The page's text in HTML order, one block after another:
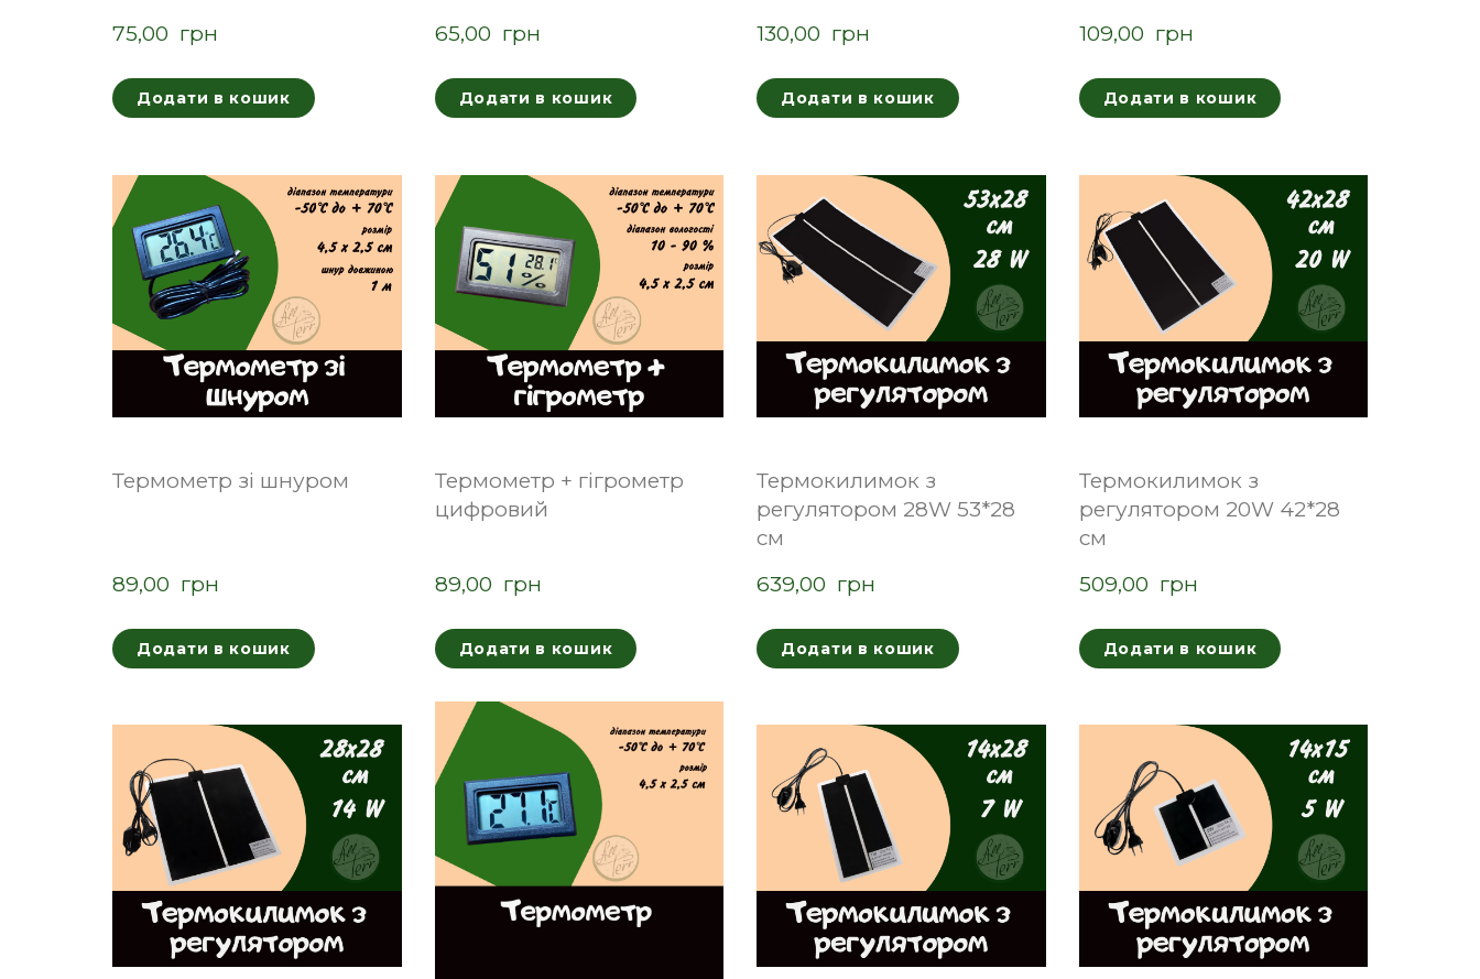
75,00  грн
Додати в кошик
65,00  грн
Додати в кошик
130,00  грн
Додати в кошик
109,00  грн
Додати в кошик
Термометр зі шнуром
89,00  грн
Додати в кошик
Термометр + гігрометр
цифровий
89,00  грн
Додати в кошик
Термокилимок з
регулятором 28W 53*28
см
639,00  грн
Додати в кошик
Термокилимок з
регулятором 20W 42*28
см
509,00  грн
Додати в кошик